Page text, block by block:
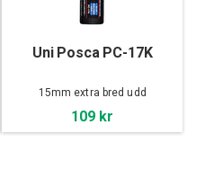
Uni Posca PC-17K
15mm extra bred udd
109 kr